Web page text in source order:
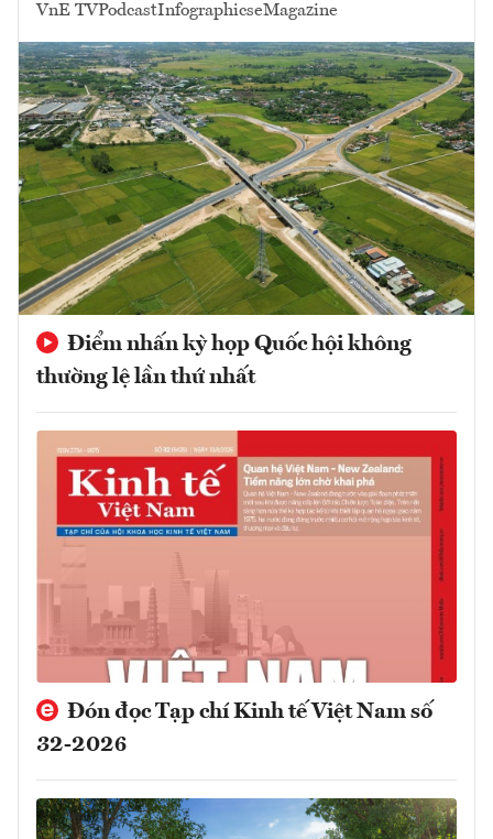
VnE TVPodcastInfographicseMagazine
Điểm nhấn kỳ họp Quốc hội không
thường lệ lần thứ nhất
Đón đọc Tạp chí Kinh tế Việt Nam số
32-2026